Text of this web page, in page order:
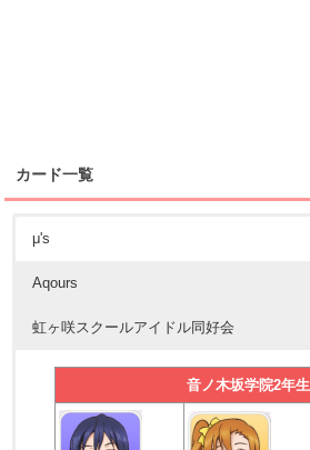
カード一覧
μ's
Aqours
虹ヶ咲スクールアイドル同好会
音ノ木坂学院2年生